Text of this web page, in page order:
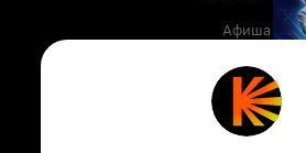
Афиша
Музыка
Телепрограмма